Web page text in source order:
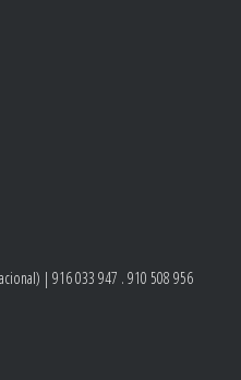
| 916 033 947 . 910 508 956